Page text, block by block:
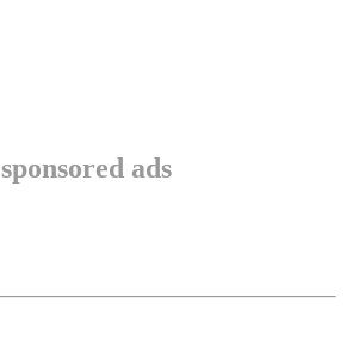
sponsored ads